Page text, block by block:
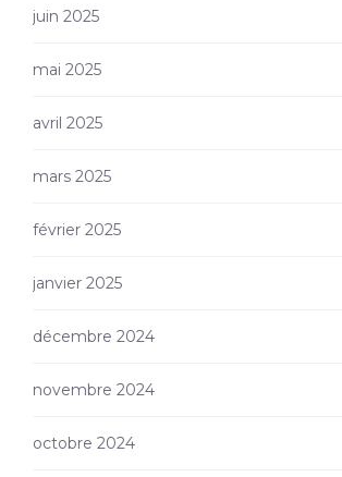
juin 2025
mai 2025
avril 2025
mars 2025
février 2025
janvier 2025
décembre 2024
novembre 2024
octobre 2024